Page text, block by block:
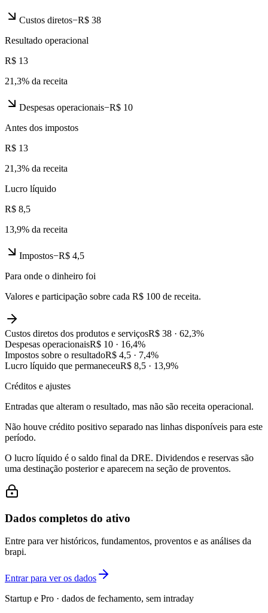
Custos diretos−R$ 38
Resultado operacional
R$ 13
21,3% da receita
Despesas operacionais−R$ 10
Antes dos impostos
R$ 13
21,3% da receita
Lucro líquido
R$ 8,5
13,9% da receita
Impostos−R$ 4,5
Para onde o dinheiro foi
Valores e participação sobre cada R$ 100 de receita.
Custos diretos dos produtos e serviçosR$ 38 · 62,3%
Despesas operacionaisR$ 10 · 16,4%
Impostos sobre o resultadoR$ 4,5 · 7,4%
Lucro líquido que permaneceuR$ 8,5 · 13,9%
Créditos e ajustes
Entradas que alteram o resultado, mas não são receita operacional.
Não houve crédito positivo separado nas linhas disponíveis para este
período.
O lucro líquido é o saldo final da DRE. Dividendos e reservas são
uma destinação posterior e aparecem na seção de proventos.
Dados completos do ativo
Entre para ver históricos, fundamentos, proventos e as análises da
brapi.
Entrar para ver os dados
Startup e Pro · dados de fechamento, sem intraday